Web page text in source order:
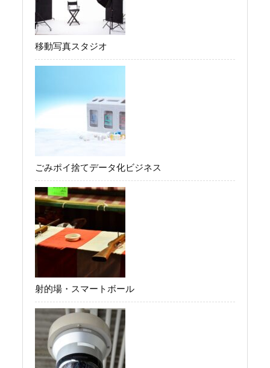
移動写真スタジオ
ごみポイ捨てデータ化ビジネス
射的場・スマートボール